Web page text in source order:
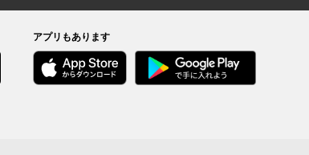
アプリもあります